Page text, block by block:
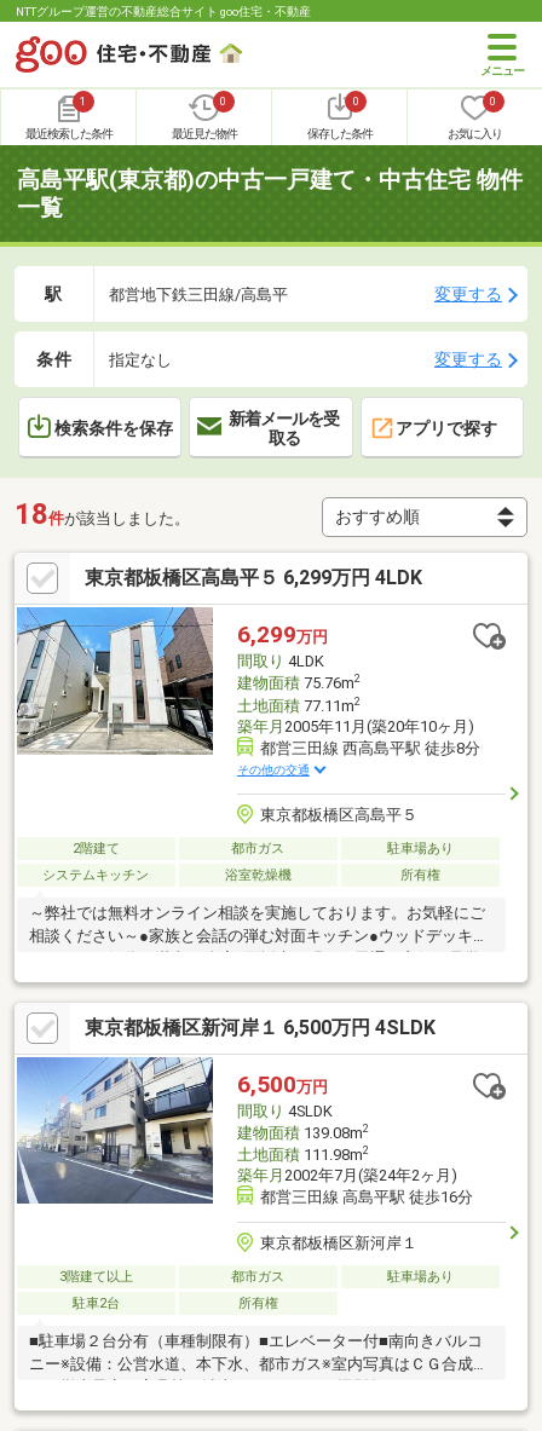
NTTグループ運営の不動産総合サイト goo住宅・不動産
1
最近検索した条件
0
最近見た物件
0
保存した条件
0
お気に入り
高島平駅(東京都)の中古一戸建て・中古住宅 物件
一覧
駅 都営地下鉄三田線/高島平 変更する
条件 指定なし 変更する
検索条件を保存
新着メールを受
取る
アプリで探す
18件が該当しました。
東京都板橋区高島平５ 6,299万円 4LDK
6,299万円
間取り 4LDK
建物面積75.76m2
土地面積77.11m2
築年月 2005年11月(築20年10ヶ月)
都営三田線 西高島平駅 徒歩8分
その他の交通
東京都板橋区高島平５
2階建て 都市ガス
駐車場あり
システムキッチン
浴室乾燥機 所有権
～弊社では無料オンライン相談を実施しております。お気軽にご
相談ください～●家族と会話の弾む対面キッチン●ウッドデッキで
希望の方は赤色『見学予約』から。資料請求はオレンジ色『資料
請求』をクリック。直接のお問い合わせは03-6905-9710まで。
（スマートフォンの方は右下青色の電話ボタンをクリック）■オ
ンライン相談のご案内（※見学予約より受付）ランチや仕事後の
15分で完結！住宅ローン相談やライフプランシュミレーションに
ついても全てオンラインでの対応が可能となっております。
※LINEやメール、お電話でのやり取りも可能です。
東京都板橋区新河岸１ 6,500万円 4SLDK
6,500万円
間取り 4SLDK
建物面積139.08m2
土地面積111.98m2
築年月 2002年7月(築24年2ヶ月)
都営三田線 高島平駅 徒歩16分
東京都板橋区新河岸１
3階建て以上 都市ガス
駐車場あり
駐車2台
所有権
■駐車場２台分有（車種制限有）■エレベーター付■南向きバルコ
ニー※設備：公営水道、本下水、都市ガス※室内写真はＣＧ合成に
年５月